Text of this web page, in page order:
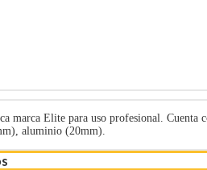
marca Elite para uso profesional.
aluminio (20mm).